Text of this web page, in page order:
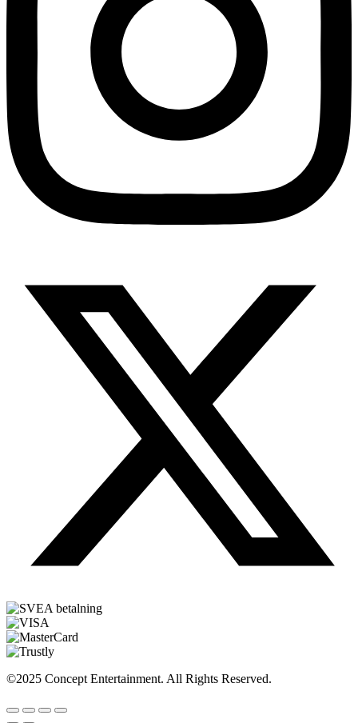
©2025 Concept Entertainment. All Rights Reserved.